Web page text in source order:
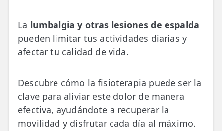
🔍 Buscador Clínicas
📍 Barrio del Pilar
📍 Barrio Salamanca
📍 Carabanchel - Usera
📍 Bravo Murillo
La lumbalgia y otras lesiones de espalda
pueden limitar tus actividades diarias y
afectar tu calidad de vida.
Descubre cómo la fisioterapia puede ser la
clave para aliviar este dolor de manera
efectiva, ayudándote a recuperar la
movilidad y disfrutar cada día al máximo.